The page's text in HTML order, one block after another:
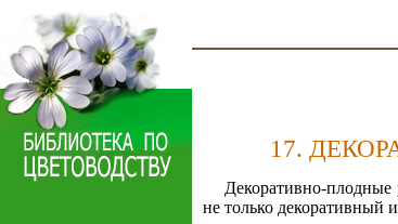
17.
Декоративно-
не только декоративный